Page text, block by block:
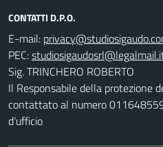
CONTATTI D.P.O.
E-mail:
PEC:
Sig. TRINCHERO ROBERTO
Il Responsabile della protezione
contattato al numero
d’ufficio